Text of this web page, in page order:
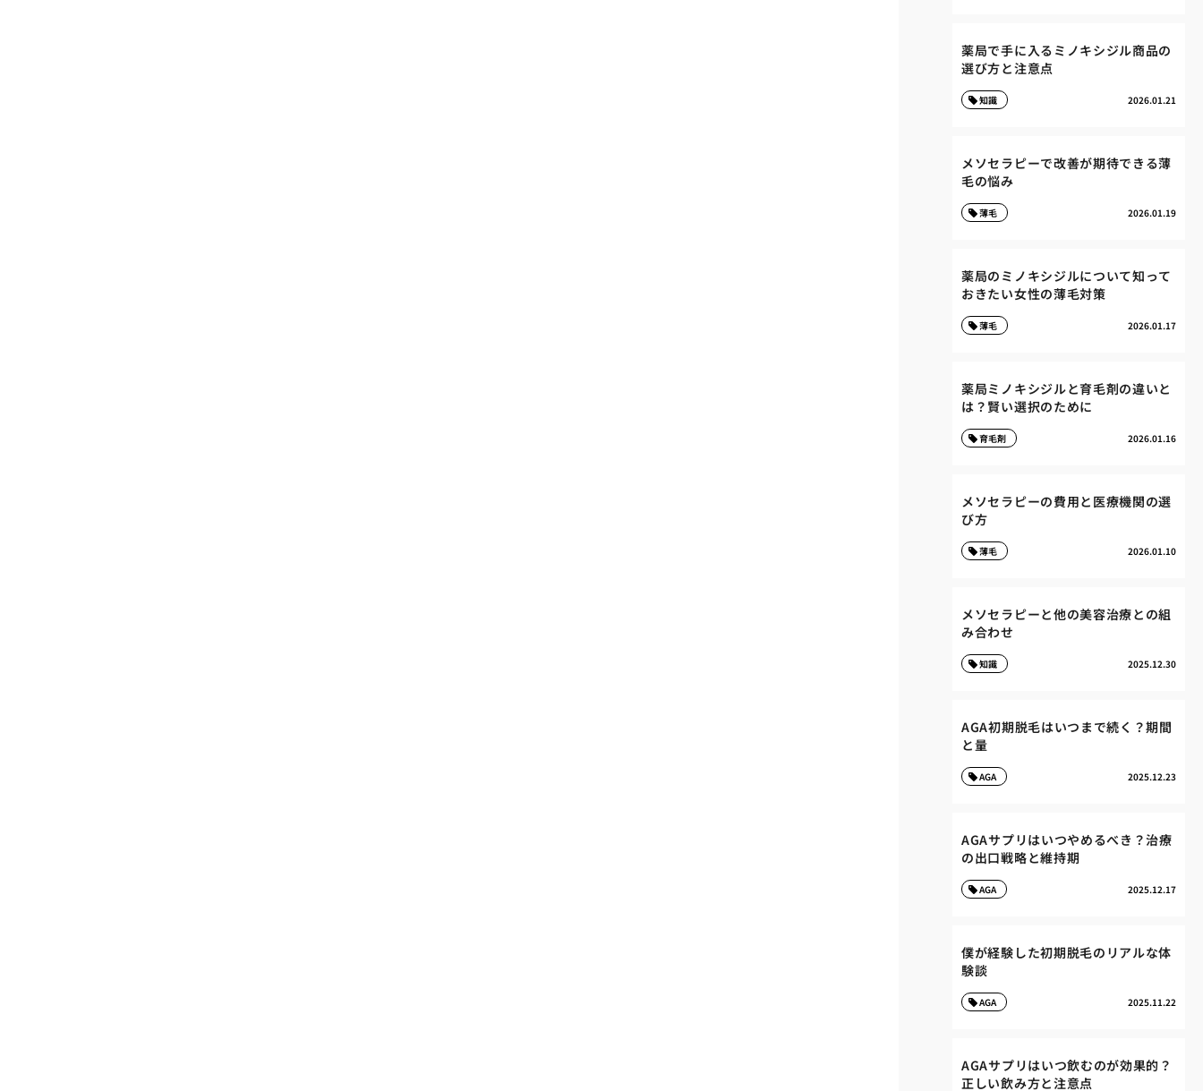
薬局で手に入るミノキシジル商品の
選び方と注意点
2026.01.21
知識
メソセラピーで改善が期待できる薄
毛の悩み
2026.01.19
薄毛
薬局のミノキシジルについて知って
おきたい女性の薄毛対策
2026.01.17
薄毛
薬局ミノキシジルと育毛剤の違いと
は？賢い選択のために
2026.01.16
育毛剤
メソセラピーの費用と医療機関の選
び方
2026.01.10
薄毛
メソセラピーと他の美容治療との組
み合わせ
2025.12.30
知識
AGA初期脱毛はいつまで続く？期間
と量
2025.12.23
AGA
AGAサプリはいつやめるべき？治療
の出口戦略と維持期
2025.12.17
AGA
僕が経験した初期脱毛のリアルな体
験談
2025.11.22
AGA
AGAサプリはいつ飲むのが効果的？
正しい飲み方と注意点